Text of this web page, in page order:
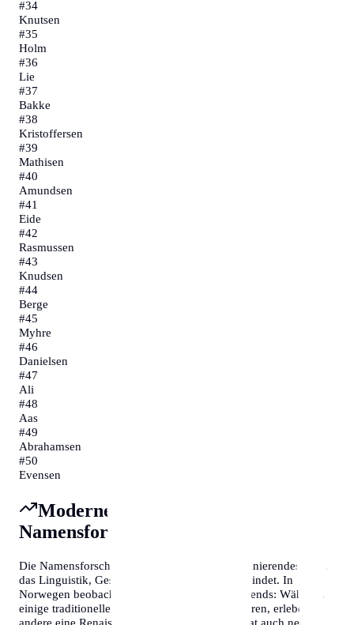
#34
Knutsen
#35
Holm
#36
Lie
#37
Bakke
#38
Kristoffersen
#39
Mathisen
#40
Amundsen
#41
Eide
#42
Rasmussen
#43
Knudsen
#44
Berge
#45
Myhre
#46
Danielsen
#47
Ali
#48
Aas
#49
Abrahamsen
#50
Evensen
Moderne Trends und
Namensforschung
Die Namensforschung (Onomastik) ist ein faszinierendes Feld,
das Linguistik, Geschichte und Soziologie verbindet. In
Norwegen beobachten Forscher interessante Trends: Während
einige traditionelle Namen an Popularität verlieren, erleben